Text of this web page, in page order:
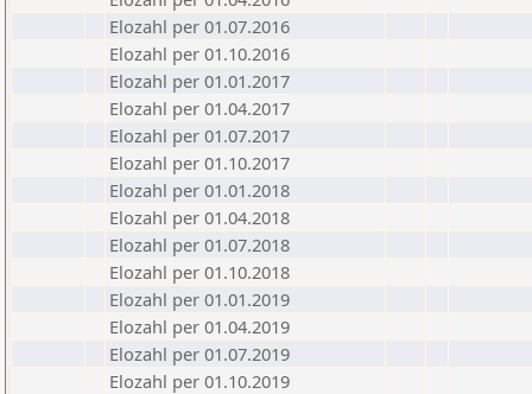
Elozahl per 01.07.2016
Elozahl per 01.10.2016
Elozahl per 01.01.2017
Elozahl per 01.04.2017
Elozahl per 01.07.2017
Elozahl per 01.10.2017
Elozahl per 01.01.2018
Elozahl per 01.04.2018
Elozahl per 01.07.2018
Elozahl per 01.10.2018
Elozahl per 01.01.2019
Elozahl per 01.04.2019
Elozahl per 01.07.2019
Elozahl per 01.10.2019